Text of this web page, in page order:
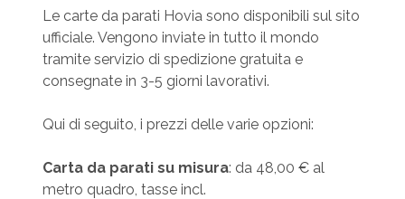
Le carte da parati Hovia sono disponibili sul sito
ufficiale. Vengono inviate in tutto il mondo
tramite servizio di spedizione gratuita e
consegnate in 3-5 giorni lavorativi.
Qui di seguito, i prezzi delle varie opzioni:
Carta da parati su misura: da 48,00 € al
metro quadro, tasse incl.